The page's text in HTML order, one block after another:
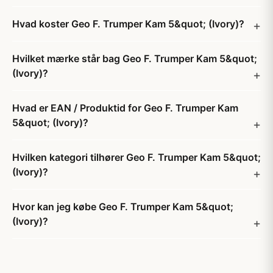
Hvad koster Geo F. Trumper Kam 5&quot; (Ivory)?
Hvilket mærke står bag Geo F. Trumper Kam 5&quot;
(Ivory)?
Hvad er EAN / Produktid for Geo F. Trumper Kam
5&quot; (Ivory)?
Hvilken kategori tilhører Geo F. Trumper Kam 5&quot;
(Ivory)?
Hvor kan jeg købe Geo F. Trumper Kam 5&quot;
(Ivory)?